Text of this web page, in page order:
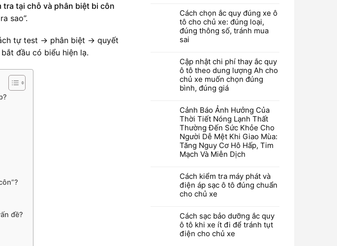
tra tại chỗ và phân biệt bi côn
sao”.
tự test → phân biệt → quyết
đầu có biểu hiện lạ.
đề?
Cách chọn ắc quy đúng xe ô
tô cho chủ xe: đúng loại,
đúng thông số, tránh mua
sai
Cập nhật chi phí thay ắc quy
ô tô theo dung lượng Ah cho
chủ xe muốn chọn đúng
bình, đúng giá
Cảnh Báo Ảnh Hưởng Của
Thời Tiết Nóng Lạnh Thất
Thường Đến Sức Khỏe Cho
Người Dễ Mệt Khi Giao Mùa:
Tăng Nguy Cơ Hô Hấp, Tim
Mạch Và Miễn Dịch
Cách kiểm tra máy phát và
điện áp sạc ô tô đúng chuẩn
cho chủ xe
Cách sạc bảo dưỡng ắc quy
ô tô khi xe ít đi để tránh tụt
điện cho chủ xe